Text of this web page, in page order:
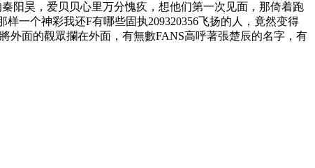
阳昊，爱贝贝心里万分愧疚，想他们第一次见面，那倚着跑
样一个神彩我还F有哪些固执209320356飞扬的人，竟然变得
面的觀眾攔在外面，有無數FANS高呼著張楚辰的名字，有